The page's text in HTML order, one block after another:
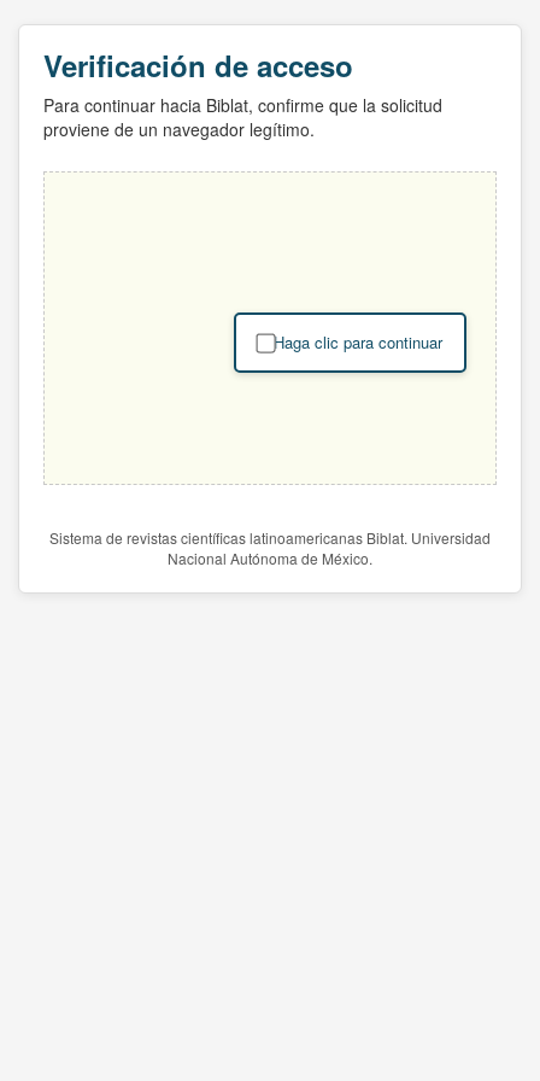
Verificación de acceso
Para continuar hacia Biblat, confirme que la solicitud
proviene de un navegador legítimo.
Haga clic para continuar
Sistema de revistas científicas latinoamericanas Biblat. Universidad
Nacional Autónoma de México.